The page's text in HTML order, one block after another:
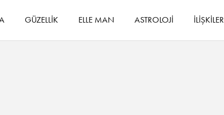
GÜZELLİK ELLE MAN ASTROLOJİ İLİŞKİLER